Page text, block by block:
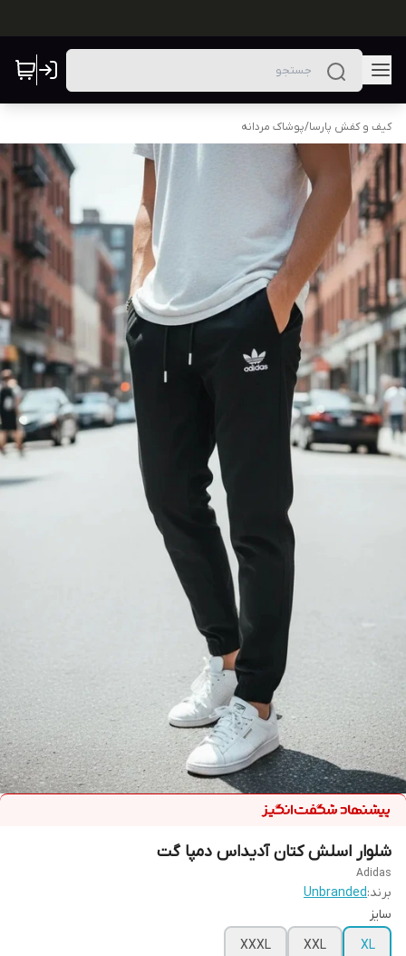
کیف و کفش پارسا/پوشاک مردانه
شلوار اسلش کتان آدیداس دمپا گت
Adidas
برند:Unbranded
سایز
XL
XXL
XXXL